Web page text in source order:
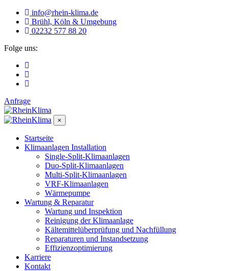
info@rhein-klima.de
Brühl, Köln & Umgebung
02232 577 88 20
Folge uns:
Anfrage
×
Startseite
Klimaanlagen Installation
Single-Split-Klimaanlagen
Duo-Split-Klimaanlagen
Multi-Split-Klimaanlagen
VRF-Klimaanlagen
Wärmepumpe
Wartung & Reparatur
Wartung und Inspektion
Reinigung der Klimaanlage
Kältemittelüberprüfung und Nachfüllung
Reparaturen und Instandsetzung
Effizienzoptimierung
Karriere
Kontakt